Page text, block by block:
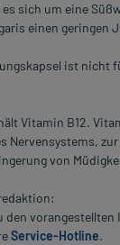
sich um eine
einen geringen
ist nicht
Vitamin B12.
Nervensystems,
von
den
Service-Hotline.